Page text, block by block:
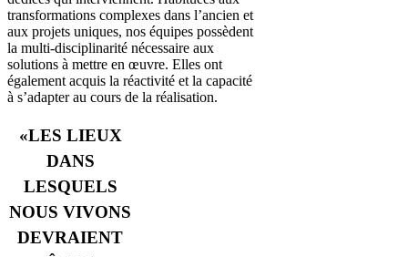
transformations complexes dans l’ancien et
aux projets uniques, nos équipes possèdent
la multi-disciplinarité nécessaire aux
solutions à mettre en œuvre. Elles ont
également acquis la réactivité et la capacité
à s’adapter au cours de la réalisation.
«LES LIEUX
DANS
LESQUELS
NOUS VIVONS
DEVRAIENT